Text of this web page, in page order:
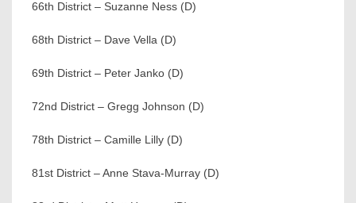
66th District – Suzanne Ness (D)
68th District – Dave Vella (D)
69th District – Peter Janko (D)
72nd District – Gregg Johnson (D)
78th District – Camille Lilly (D)
81st District – Anne Stava-Murray (D)